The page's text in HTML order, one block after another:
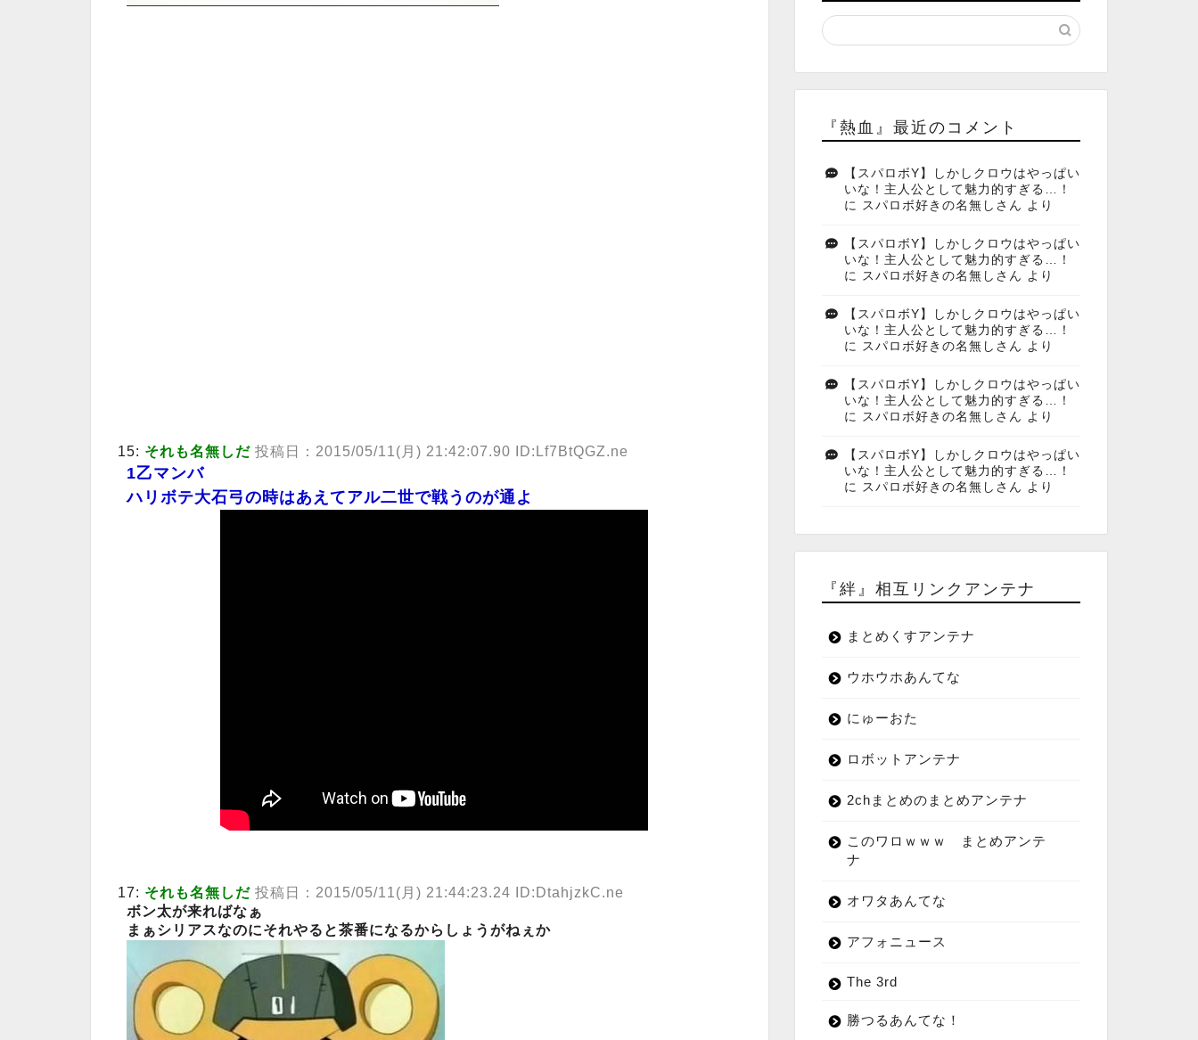
15: それも名無しだ 投稿日：2015/05/11(月) 21:42:07.90 ID:Lf7BtQGZ.ne
1乙マンバ
ハリボテ大石弓の時はあえてアル二世で戦うのが通よ
17: それも名無しだ 投稿日：2015/05/11(月) 21:44:23.24 ID:DtahjzkC.ne
ボン太が来ればなぁ
まぁシリアスなのにそれやると茶番になるからしょうがねぇか
『熱血』最近のコメント
【スパロボY】しかしクロウはやっぱい
いな！主人公として魅力的すぎる…！
に
スパロボ好きの名無しさん より
【スパロボY】しかしクロウはやっぱい
いな！主人公として魅力的すぎる…！
に
スパロボ好きの名無しさん より
【スパロボY】しかしクロウはやっぱい
いな！主人公として魅力的すぎる…！
に
スパロボ好きの名無しさん より
【スパロボY】しかしクロウはやっぱい
いな！主人公として魅力的すぎる…！
に
スパロボ好きの名無しさん より
【スパロボY】しかしクロウはやっぱい
いな！主人公として魅力的すぎる…！
に
スパロボ好きの名無しさん より
『絆』相互リンクアンテナ
まとめくすアンテナ
ウホウホあんてな
にゅーおた
ロボットアンテナ
2chまとめのまとめアンテナ
このワロｗｗｗ まとめアンテ
ナ
オワタあんてな
アフォニュース
The 3rd
勝つるあんてな！